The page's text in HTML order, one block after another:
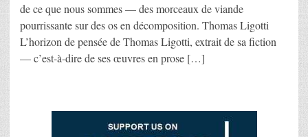
de ce que nous sommes — des morceaux de viande
pourrissante sur des os en décomposition. Thomas Ligotti
L’horizon de pensée de Thomas Ligotti, extrait de sa fiction
— c’est-à-dire de ses œuvres en prose […]